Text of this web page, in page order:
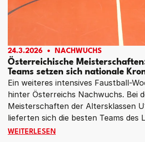
Österreichische
Teams setzen sich nationale
24.3.2026 NACHWUCHS
Ein weiteres intensives Faustball-
hinter Österreichs Nachwuchs. Bei
Meisterschaften der Altersklassen
lieferten sich die besten Teams des
hochklassige Duelle und kämpften
WEITERLESENÖSTERREICHISCHE